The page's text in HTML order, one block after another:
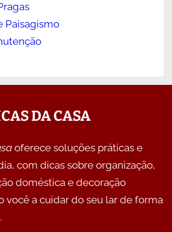
Paisagismo
DA CASA
oferece soluções práticas e
com dicas sobre organização,
doméstica e decoração
você a cuidar do seu lar de forma